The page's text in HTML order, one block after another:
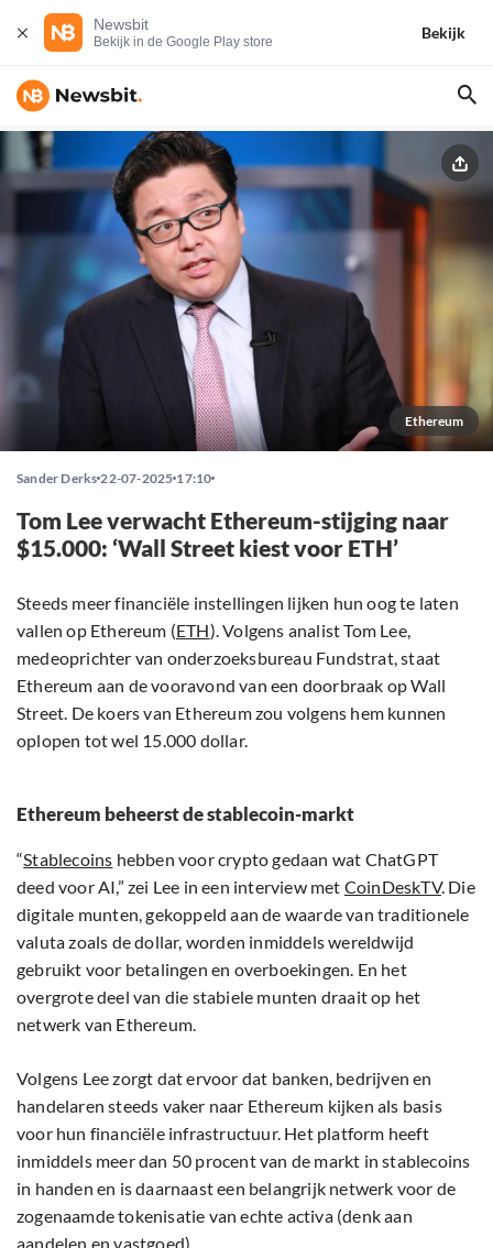
Newsbit
Bekijk in de Google Play store
Bekijk
Ethereum
Sander Derks 22-07-2025 17:10
Tom Lee verwacht Ethereum-stijging naar
$15.000: ‘Wall Street kiest voor ETH’
Steeds meer financiële instellingen lijken hun oog te laten
vallen op Ethereum (ETH). Volgens analist Tom Lee,
medeoprichter van onderzoeksbureau Fundstrat, staat
Ethereum aan de vooravond van een doorbraak op Wall
Street. De koers van Ethereum zou volgens hem kunnen
oplopen tot wel 15.000 dollar.
Ethereum beheerst de stablecoin-markt
“Stablecoins hebben voor crypto gedaan wat ChatGPT
deed voor AI,” zei Lee in een interview met CoinDeskTV. Die
digitale munten, gekoppeld aan de waarde van traditionele
valuta zoals de dollar, worden inmiddels wereldwijd
gebruikt voor betalingen en overboekingen. En het
overgrote deel van die stabiele munten draait op het
netwerk van Ethereum.
Volgens Lee zorgt dat ervoor dat banken, bedrijven en
handelaren steeds vaker naar Ethereum kijken als basis
voor hun financiële infrastructuur. Het platform heeft
inmiddels meer dan 50 procent van de markt in stablecoins
in handen en is daarnaast een belangrijk netwerk voor de
zogenaamde tokenisatie van echte activa (denk aan
aandelen en vastgoed).